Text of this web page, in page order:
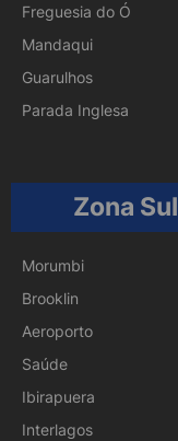
Freguesia do Ó
Mandaqui
Guarulhos
Parada Inglesa
Zona Sul
Morumbi
Brooklin
Aeroporto
Saúde
Ibirapuera
Interlagos